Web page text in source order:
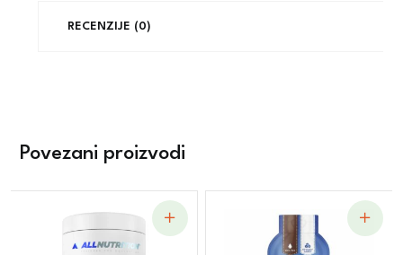
RECENZIJE (0)
Povezani proizvodi